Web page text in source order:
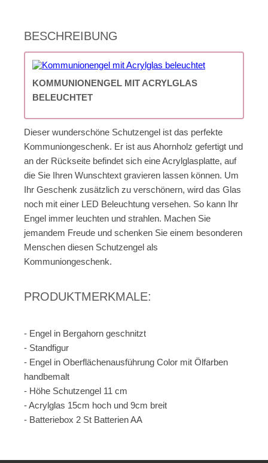
BESCHREIBUNG
KOMMUNIONENGEL MIT ACRYLGLAS
BELEUCHTET
Dieser wunderschöne Schutzengel ist das perfekte
Kommuniongeschenk. Er ist aus Ahornholz gefertigt und
an der Rückseite befindet sich eine Acrylglasplatte, auf
die Sie Ihren Wunschtext gravieren lassen können. Um
Ihr Geschenk zusätzlich zu verschönern, wird das Glas
noch mit einer LED Beleuchtung versehen. So kann Ihr
Engel immer leuchten und strahlen. Machen Sie
jemandem Freude und schenken Sie einem besonderen
Menschen diesen Schutzengel als
Kommuniongeschenk.
PRODUKTMERKMALE:
- Engel in Bergahorn geschnitzt
- Standfigur
- Engel in Oberflächenausführung Color mit Ölfarben
handbemalt
- Höhe Schutzengel 11 cm
- Acrylglas 15cm hoch und 9cm breit
- Batteriebox 2 St Batterien AA